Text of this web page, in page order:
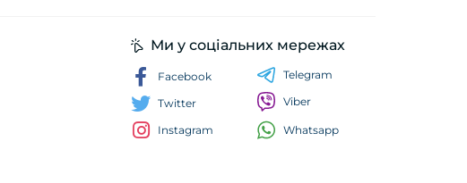
Ми у соціальних мережах
Facebook
Twitter
Instagram
Telegram
Viber
Whatsapp